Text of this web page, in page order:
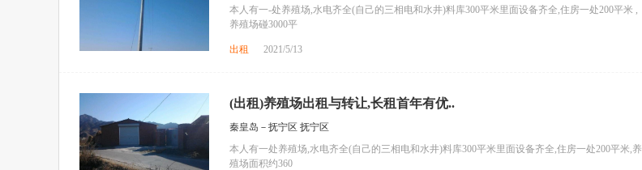
本人有一-处养殖场,水电齐全(自己的三相电和水井)料库300平米里面设备齐全,住房一处200平米 ,
养殖场碰3000平
出租 2021/5/13
(出租)养殖场出租与转让,长租首年有优..
秦皇岛－抚宁区 抚宁区
本人有一处养殖场,水电齐全(自己的三相电和水井)料库300平米里面设备齐全,住房一处200平米,养
殖场面积约360